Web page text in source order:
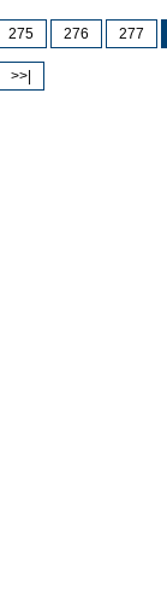
275 276 277
>>|